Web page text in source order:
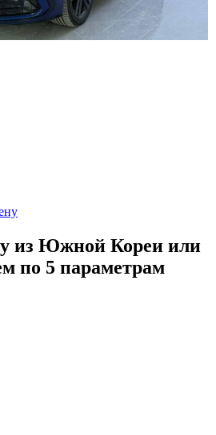
из Южной Кореи или
по 5 параметрам